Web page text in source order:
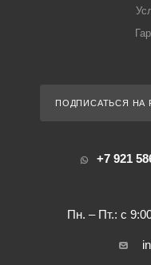
ПОДПИСАТЬСЯ НА
+7 921
Пн. – Пт.: с